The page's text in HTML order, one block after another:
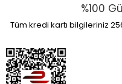
%100
Tüm kredi kartı bilgileriniz